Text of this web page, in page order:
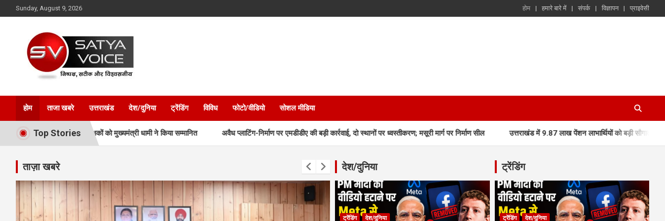
to
Sunday, August 9, 2026 होम हमारे बारे में संपर्क विज्ञापन प्राइवेसी
Satya Voice
होम ताजा खबरे उत्तराखंड देश/दुनिया ट्रेंडिंग विविध फोटो/वीडियो सोशल मीडिया
Top Stories
और प्रशिक्षकों को मुख्यमंत्री धामी ने किया सम्मानित अवैध प्लाटिंग-निर्माण पर एमडीडीए की बड़ी कार्रवाई, दो स्थानों पर ध्वस्तीकरण; मसूरी मार्ग पर निर्माण सील उत्तराखंड में 9.87 लाख पेंशन लाभार्थियों को बड़ी सौगात, मुख्यमंत्री धामी ने
ताज़ा खबरे देश/दुनिया
ट्रेंडिंग देश/दुनिया
ट्रेंडिंग
ट्रेंडिंग देश/दुनिया